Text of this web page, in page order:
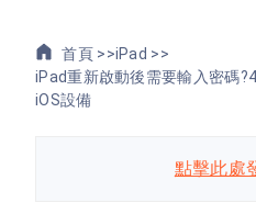
首頁 >>iPad >>
iPad重新啟動後需要輸入密碼
iOS設備
點擊此處